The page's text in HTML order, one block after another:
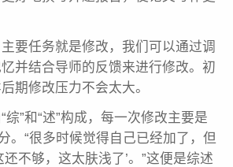
要任务就是修改，我们可以通过调
并结合导师的反馈来进行修改。初
期修改压力不会太大。
综”和“述”构成，每一次修改主要是
。“很多时候觉得自己已经加了，但
不够，这太肤浅了’。”这便是综述